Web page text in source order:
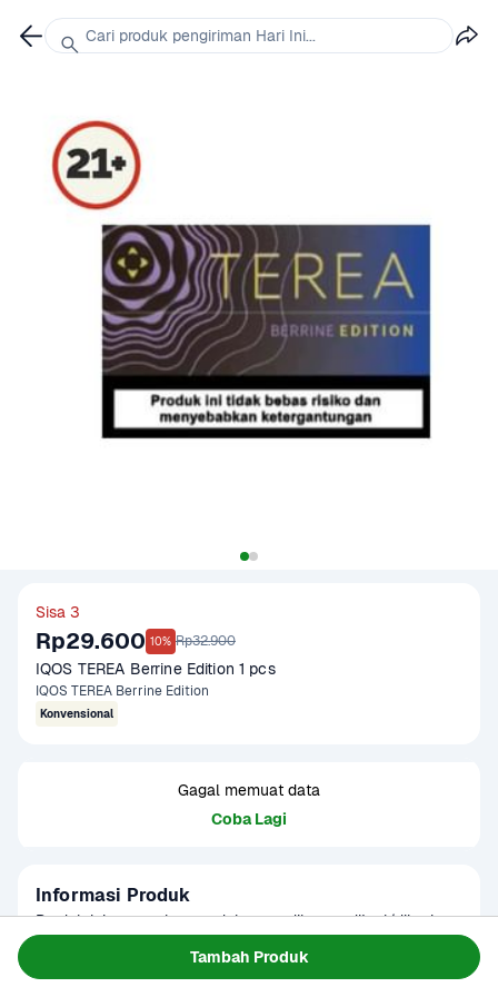
Tambah Produk
Sisa 3
Rp29.600 10% Rp32.900
IQOS TEREA Berrine Edition 1 pcs
IQOS TEREA Berrine Edition
Konvensional
Gagal memuat data
Coba Lagi
Informasi Produk
Produk ini merupakan produk yang dilarang dijual/diberi
Merokok dapat menyebabkan kanker, serangan jantung,
Cari produk pengiriman Hari Ini...